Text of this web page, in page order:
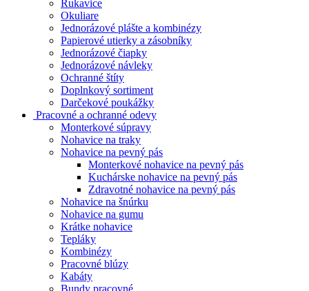
Rukavice
Okuliare
Jednorázové plášte a kombinézy
Papierové utierky a zásobníky
Jednorázové čiapky
Jednorázové návleky
Ochranné štíty
Doplnkový sortiment
Darčekové poukážky
Pracovné a ochranné odevy
Monterkové súpravy
Nohavice na traky
Nohavice na pevný pás
Monterkové nohavice na pevný pás
Kuchárske nohavice na pevný pás
Zdravotné nohavice na pevný pás
Nohavice na šnúrku
Nohavice na gumu
Krátke nohavice
Tepláky
Kombinézy
Pracovné blúzy
Kabáty
Bundy pracovné